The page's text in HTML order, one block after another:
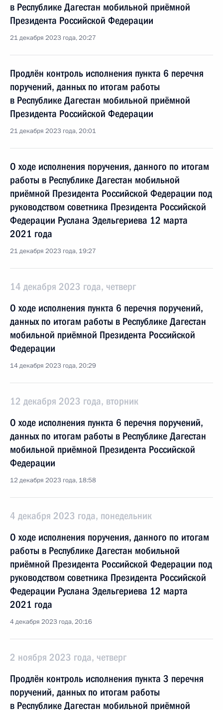
в Республике Дагестан мобильной приёмной
Президента Российской Федерации
21 декабря 2023 года, 20:27
Продлён контроль исполнения пункта 6 перечня
поручений, данных по итогам работы
в Республике Дагестан мобильной приёмной
Президента Российской Федерации
21 декабря 2023 года, 20:01
О ходе исполнения поручения, данного по итогам
работы в Республике Дагестан мобильной
приёмной Президента Российской Федерации под
руководством советника Президента Российской
Федерации Руслана Эдельгериева 12 марта
2021 года
21 декабря 2023 года, 19:27
14 декабря 2023 года, четверг
О ходе исполнения пункта 6 перечня поручений,
данных по итогам работы в Республике Дагестан
мобильной приёмной Президента Российской
Федерации
14 декабря 2023 года, 20:29
12 декабря 2023 года, вторник
О ходе исполнения пункта 6 перечня поручений,
данных по итогам работы в Республике Дагестан
мобильной приёмной Президента Российской
Федерации
12 декабря 2023 года, 18:58
4 декабря 2023 года, понедельник
О ходе исполнения поручения, данного по итогам
работы в Республике Дагестан мобильной
приёмной Президента Российской Федерации под
руководством советника Президента Российской
Федерации Руслана Эдельгериева 12 марта
2021 года
4 декабря 2023 года, 20:16
2 ноября 2023 года, четверг
Продлён контроль исполнения пункта 3 перечня
поручений, данных по итогам работы
в Республике Дагестан мобильной приёмной